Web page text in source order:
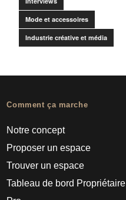
Mode et accessoires
Industrie créative et média
Comment ça marche
Notre concept
Proposer un espace
Trouver un espace
Tableau de bord Propriétaire